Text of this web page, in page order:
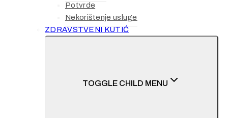
Potvrde
Nekorištenje usluge
ZDRAVSTVENI KUTIĆ
TOGGLE CHILD MENU